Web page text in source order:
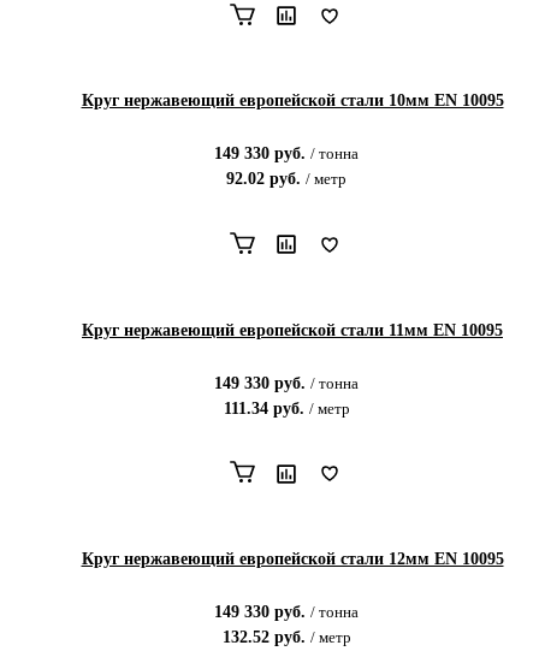
Круг нержавеющий европейской стали 10мм EN 10095
149 330 руб. / тонна
92.02 руб. / метр
Круг нержавеющий европейской стали 11мм EN 10095
149 330 руб. / тонна
111.34руб. / метр
Круг нержавеющий европейской стали 12мм EN 10095
149 330 руб. / тонна
132.52руб. / метр